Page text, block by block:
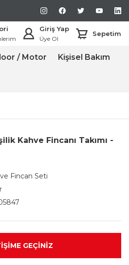
Giriş Yap
Üye Ol
Sepetim
/ Motor Kişisel Bakım
Kahve Fincanı Takımı -
Fincan Seti
GEÇINIZ